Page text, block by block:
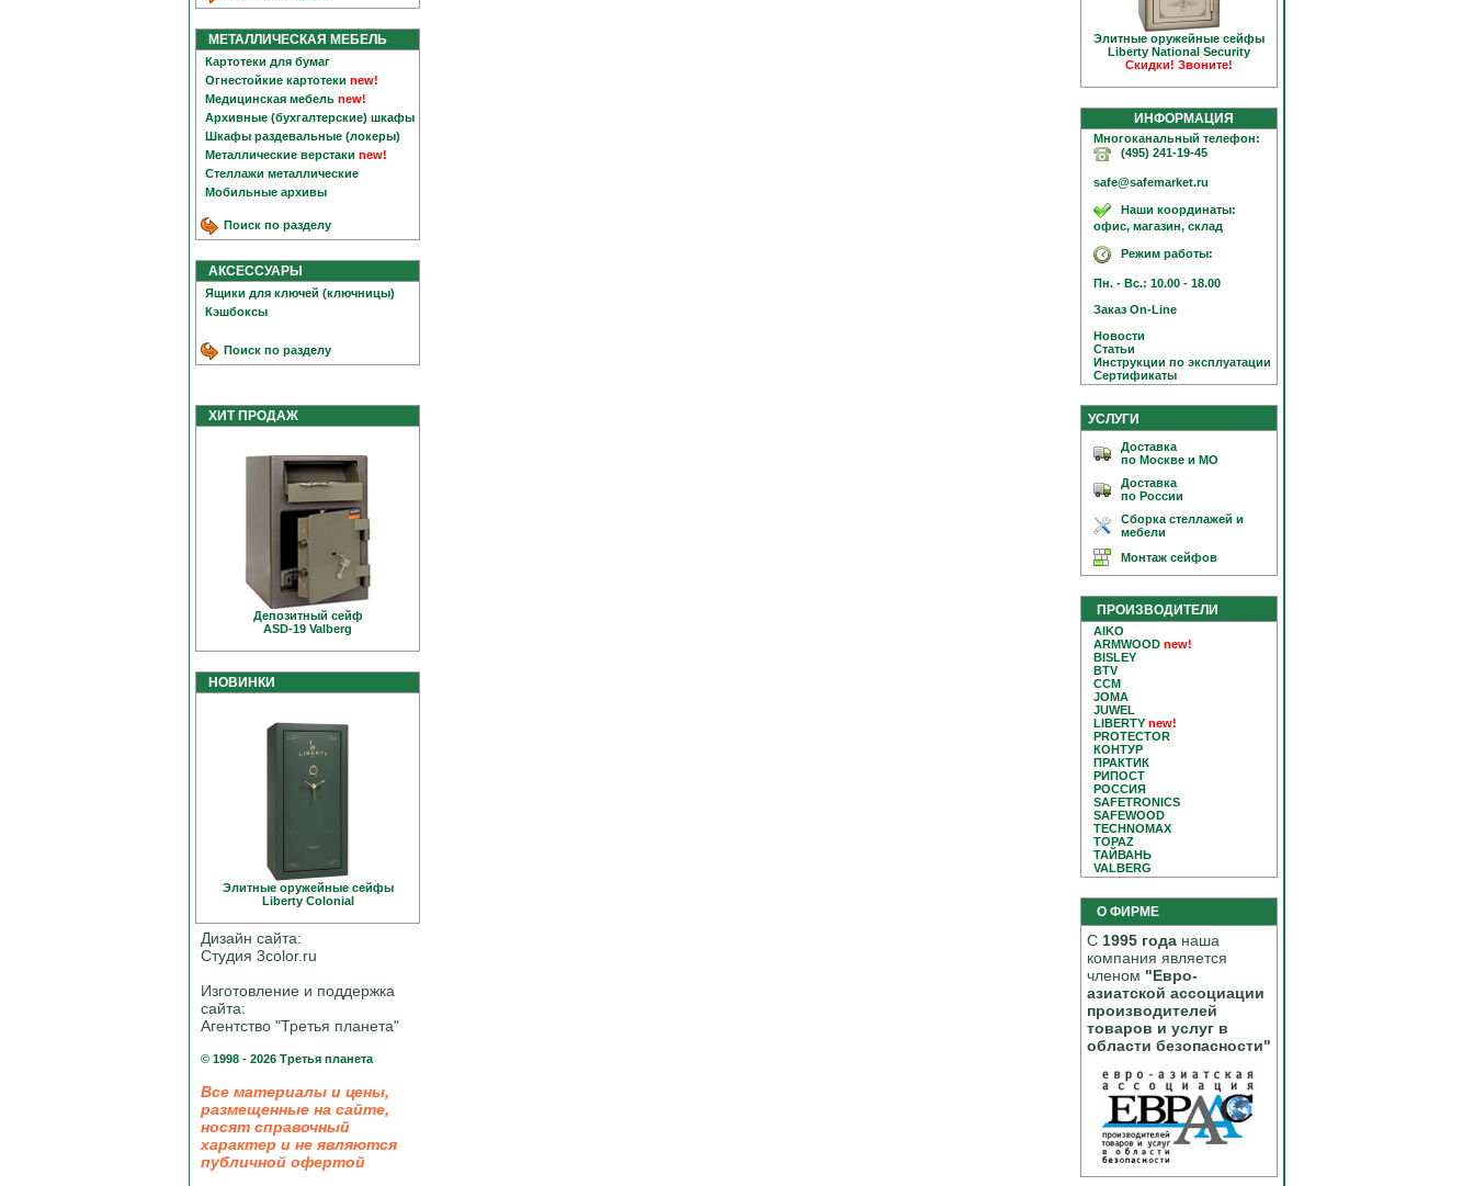
МЕТАЛЛИЧЕСКАЯ МЕБЕЛЬ
Картотеки для бумаг
Огнестойкие картотеки new!
Медицинская мебель new!
Архивные (бухгалтерские) шкафы
Шкафы раздевальные (локеры)
Металлические верстаки new!
Стеллажи металлические
Мобильные архивы
Поиск по разделу
АКСЕССУАРЫ
Ящики для ключей (ключницы)
Кэшбоксы
Поиск по разделу
ХИТ ПРОДАЖ
Депозитный сейф
ASD-19 Valberg
НОВИНКИ
Элитные оружейные сейфы
Liberty Colonial
Дизайн сайта:
Студия 3color.ru
Изготовление и поддержка
сайта:
Агентство "Третья планета"
© 1998 - 2026 Третья планета
Все материалы и цены,
размещенные на сайте,
носят справочный
характер и не являются
публичной офертой
Элитные оружейные сейфы
Liberty National Security
Скидки! Звоните!
ИНФОРМАЦИЯ
Многоканальный телефон:
(495) 241-19-45
safe@safemarket.ru
Наши координаты:
офис, магазин, склад
Режим работы:
Пн. - Вс.: 10.00 - 18.00
Заказ On-Line
Новости
Статьи
Инструкции по эксплуатации
Сертификаты
УСЛУГИ
Доставка
по Москве и МО
Доставка
по России
Сборка стеллажей и
мебели
Монтаж сейфов
ПРОИЗВОДИТЕЛИ
AIKO
ARMWOOD new!
BISLEY
BTV
CCM
JOMA
JUWEL
LIBERTY new!
PROTECTOR
КОНТУР
ПРАКТИК
РИПОСТ
РОССИЯ
SAFETRONICS
SAFEWOOD
TECHNOMAX
TOPAZ
ТАЙВАНЬ
VALBERG
О ФИРМЕ
С 1995 года наша
компания является
членом "Евро-
азиатской ассоциации
производителей
товаров и услуг в
области безопасности"